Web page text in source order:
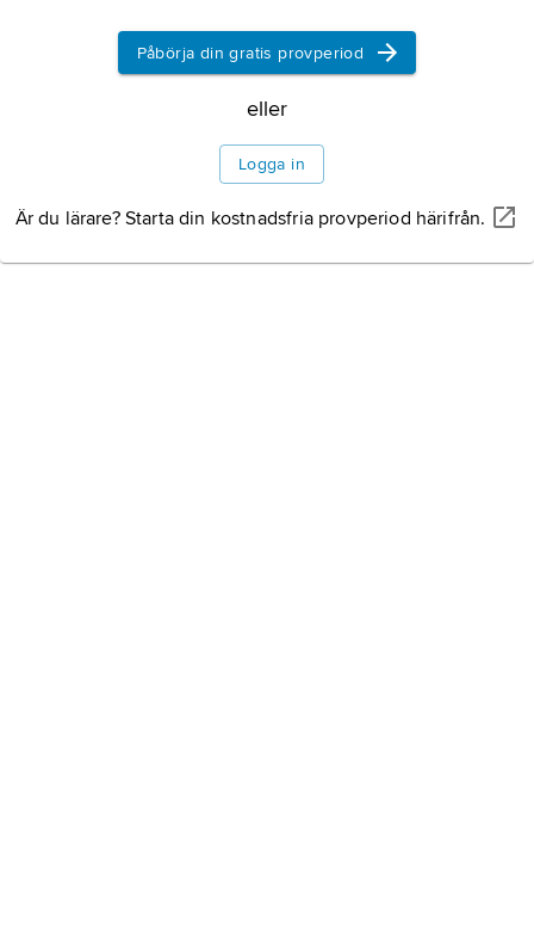
Påbörja din gratis provperiod
eller
Logga in
Är du lärare? Starta din kostnadsfria provperiod härifrån.